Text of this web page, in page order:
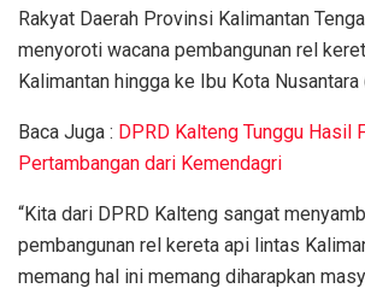
Rakyat Daerah Provinsi Kalimantan
menyoroti wacana pembangunan rel
Kalimantan hingga ke Ibu Kota Nusantara
Baca Juga : DPRD Kalteng Tunggu Hasil
Pertambangan dari Kemendagri
“Kita dari DPRD Kalteng sangat
pembangunan rel kereta api lintas
memang hal ini memang diharapkan